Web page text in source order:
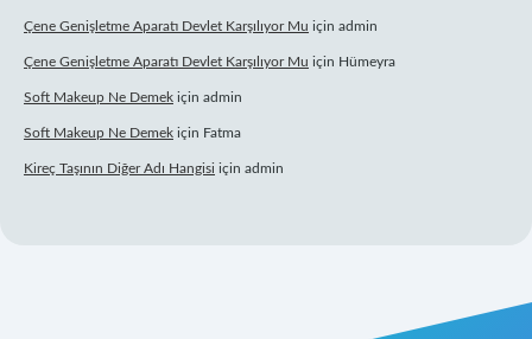
Çene Genişletme Aparatı Devlet Karşılıyor Mu için admin
Çene Genişletme Aparatı Devlet Karşılıyor Mu için Hümeyra
Soft Makeup Ne Demek için admin
Soft Makeup Ne Demek için Fatma
Kireç Taşının Diğer Adı Hangisi için admin